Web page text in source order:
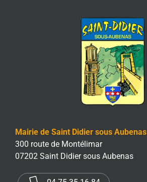
Mairie de Saint Didier sous Aubenas
300 route de Montélimar
07202 Saint Didier sous Aubenas